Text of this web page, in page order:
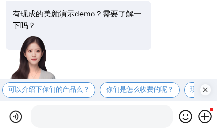
有现成的美颜演示demo？需要了解一
下吗？
可以介绍下你们的产品么？ 你们是怎么收费的呢？ 现在有